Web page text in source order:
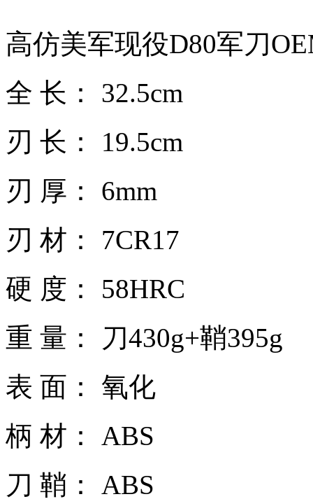
高仿美军现役D80军刀
全 长： 32.5cm
刃 长： 19.5cm
刃 厚： 6mm
刃 材： 7CR17
硬 度： 58HRC
重 量： 刀430g+鞘395g
表 面： 氧化
柄 材： ABS
刀 鞘： ABS